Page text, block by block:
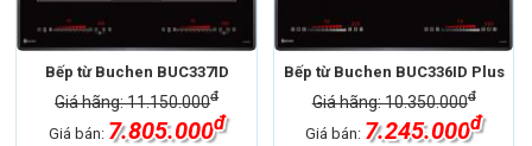
Bếp từ Buchen BUC337ID
Giá hãng: 11.150.000đ
Giá bán: 7.805.000đ
Bếp từ Buchen BUC336ID Plus
Giá hãng: 10.350.000đ
Giá bán: 7.245.000đ